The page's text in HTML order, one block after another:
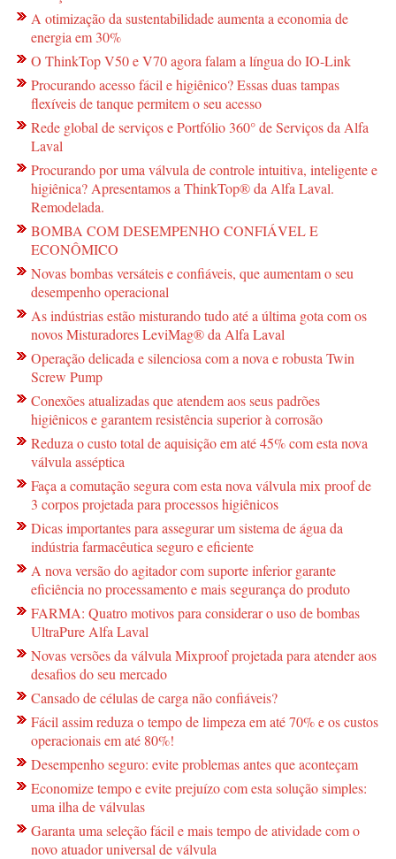
A otimização da sustentabilidade aumenta a economia de
energia em 30%
O ThinkTop V50 e V70 agora falam a língua do IO-Link
Procurando acesso fácil e higiênico? Essas duas tampas
flexíveis de tanque permitem o seu acesso
Rede global de serviços e Portfólio 360° de Serviços da Alfa
Laval
Procurando por uma válvula de controle intuitiva, inteligente e
higiênica? Apresentamos a ThinkTop® da Alfa Laval.
Remodelada.
BOMBA COM DESEMPENHO CONFIÁVEL E
ECONÔMICO
Novas bombas versáteis e confiáveis, que aumentam o seu
desempenho operacional
As indústrias estão misturando tudo até a última gota com os
novos Misturadores LeviMag® da Alfa Laval
Operação delicada e silenciosa com a nova e robusta Twin
Screw Pump
Conexões atualizadas que atendem aos seus padrões
higiênicos e garantem resistência superior à corrosão
Reduza o custo total de aquisição em até 45% com esta nova
válvula asséptica
Faça a comutação segura com esta nova válvula mix proof de
3 corpos projetada para processos higiênicos
Dicas importantes para assegurar um sistema de água da
indústria farmacêutica seguro e eficiente
A nova versão do agitador com suporte inferior garante
eficiência no processamento e mais segurança do produto
FARMA: Quatro motivos para considerar o uso de bombas
UltraPure Alfa Laval
Novas versões da válvula Mixproof projetada para atender aos
desafios do seu mercado
Cansado de células de carga não confiáveis?
Fácil assim reduza o tempo de limpeza em até 70% e os custos
operacionais em até 80%!
Desempenho seguro: evite problemas antes que aconteçam
Economize tempo e evite prejuízo com esta solução simples:
uma ilha de válvulas
Garanta uma seleção fácil e mais tempo de atividade com o
novo atuador universal de válvula